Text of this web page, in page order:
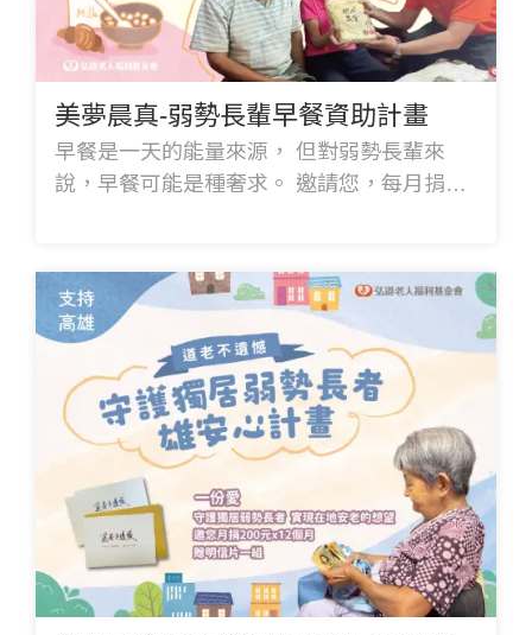
美夢晨真-弱勢長輩早餐資助計畫
早餐是一天的能量來源， 但對弱勢長輩來
說，早餐可能是種奢求。 邀請您，每月捐款